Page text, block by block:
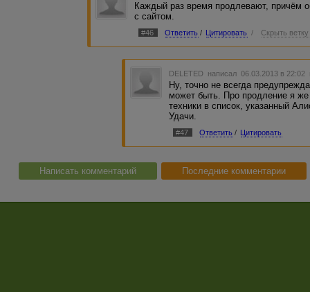
Каждый раз время продлевают, причём
с сайтом.
#46 Ответить / Цитировать / Скрыть ветку
DELETED написал 06.03.2013 в 22:02
Ну, точно не всегда
может быть. Про продление я
техники в список, указанный
Удачи.
#47 Ответить / Цитировать
Написать комментарий Последние комментарии